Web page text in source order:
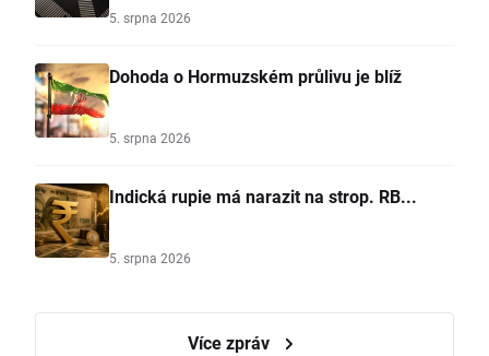
5. srpna 2026
Dohoda o Hormuzském průlivu je blíž
5. srpna 2026
Indická rupie má narazit na strop. RB...
5. srpna 2026
Více zpráv